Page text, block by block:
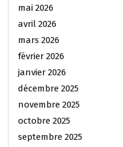
mai 2026
avril 2026
mars 2026
février 2026
janvier 2026
décembre 2025
novembre 2025
octobre 2025
septembre 2025